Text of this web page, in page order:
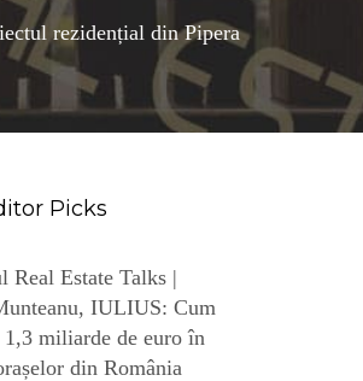
rezidențial din Pipera
Picks
Real Estate Talks |
IULIUS: Cum
miliarde de euro în
din România